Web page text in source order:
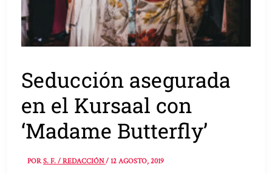
Seducción asegurada
en el Kursaal con
‘Madame Butterfly’
PORS. F. / REDACCIÓN/12 AGOSTO, 2019